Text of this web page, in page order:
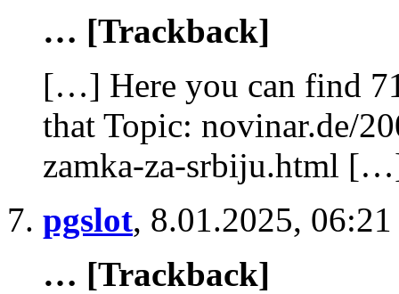
… [Trackback]
[…] Here you can find
that Topic: novinar.de/
zamka-za-srbiju.html
pgslot, 8.01.2025, 06:21
… [Trackback]